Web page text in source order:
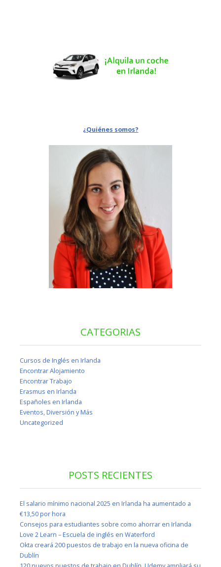
¿Quiénes somos?
CATEGORIAS
Cursos de Inglés en Irlanda
Encontrar Alojamiento
Encontrar Trabajo
Erasmus en Irlanda
Españoles en Irlanda
Eventos, Diversión y Más
Uncategorized
POSTS RECIENTES
El salario mínimo nacional 2025 en Irlanda ha aumentado a
€13,50 por hora
Consejos para estudiantes sobre como ahorrar en Irlanda
Love 2 Learn – Escuela de inglés en Waterford
Okta creará 200 puestos de trabajo en la nueva oficina de
Dublín